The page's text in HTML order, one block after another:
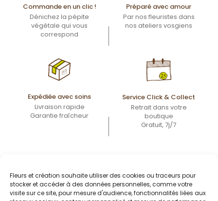
Fleurs et création souhaite utiliser des cookies ou traceurs pour
stocker et accéder à des données personnelles, comme votre
visite sur ce site, pour mesure d'audience, fonctionnalités liées aux
Commande en un clic !
Dénichez la pépite
végétale qui vous
correspond
Préparé avec amour
Par nos fleuristes dans
nos ateliers vosgiens
Expédiée avec soins
Livraison rapide
Garantie fraîcheur
Service Click & Collect
Retrait dans votre
boutique
Gratuit, 7j/7